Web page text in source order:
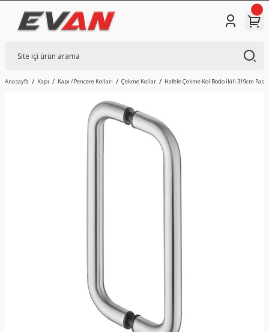
Anasayfa Kapı Kapı / Pencere Kolları Çekme Kollar Hafele Çekme Kol Bodo İkili 319cm